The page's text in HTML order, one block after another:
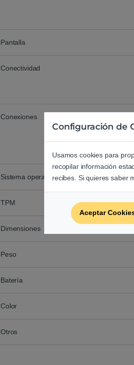
Pantalla
Conectividad
Conexiones
Sistema operativo
TPM
Dimensiones
Peso
Batería
Color
Otros
Configuración de
Usamos cookies para
recopilar información
recibes. Si quieres saber
Aceptar